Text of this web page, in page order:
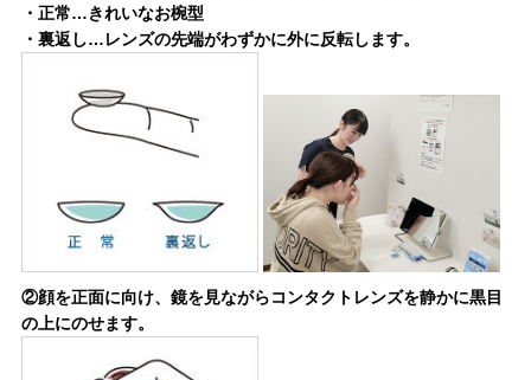
・正常…きれいなお椀型
・裏返し…レンズの先端がわずかに外に反転します。
②顔を正面に向け、鏡を見ながらコンタクトレンズを静かに黒目
の上にのせます。